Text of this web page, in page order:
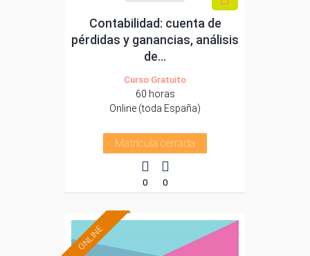
Contabilidad: cuenta de
pérdidas y ganancias, análisis
de...
Curso Gratuito
60 horas
Online (toda España)
Matrícula cerrada
0 0
ONLINE